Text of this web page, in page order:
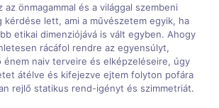
az önmagammal és a világgal szembeni
kérdése lett, ami a művészetem egyik, ha
etikai dimenziójává is vált egyben. Ahogy
rácáfol rendre az egyensúlyt,
énem naiv terveire és elképzeléseire, úgy
átélve és kifejezve ejtem folyton pofára
rejlő statikus rend-igényt és szimmetriát.